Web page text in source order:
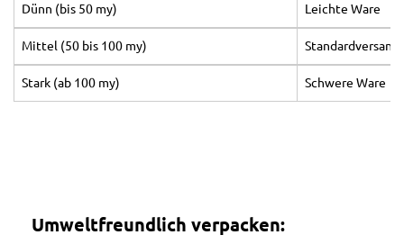
Dünn (bis 50 my) Leichte Ware
Mittel (50 bis 100 my) Standardversand
Stark (ab 100 my) Schwere Ware
Umweltfreundlich verpacken: